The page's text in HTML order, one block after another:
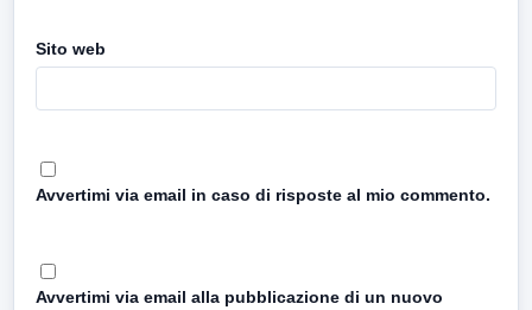
Sito web
Avvertimi via email in caso di risposte al mio commento.
Avvertimi via email alla pubblicazione di un nuovo